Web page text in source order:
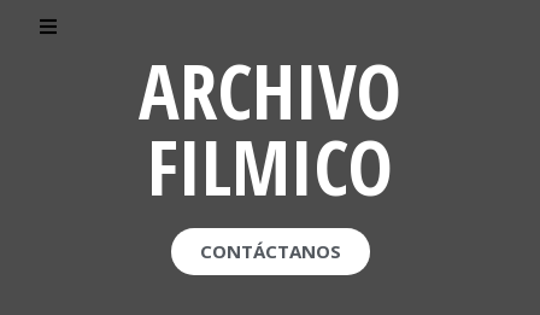
ARCHIVO
FILMICO
CONTÁCTANOS